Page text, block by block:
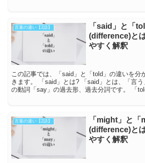
言葉の違い【2語】
「said」と「
(difference)と
やすく解釈
この記事では、「said」と「told」の違いを分
きます。 「said」とは? 「said」とは、「言う」を意味している英語
言葉の違い【2語】
「might」と「
(difference)と
やすく解釈